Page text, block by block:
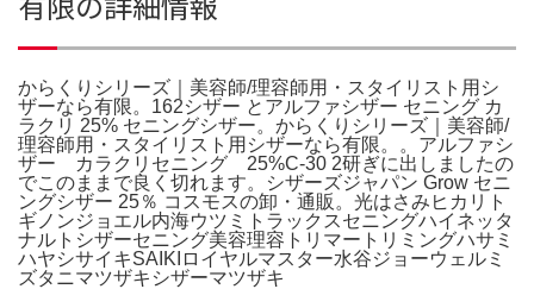
からくりシリーズ｜美容師/理容師用・スタイリスト用シ
ザーなら有限。162シザー とアルファシザー セニング カ
ラクリ 25% セニングシザー。からくりシリーズ｜美容師/
理容師用・スタイリスト用シザーなら有限。。アルファシ
ザー カラクリセニング 25%C-30 2研ぎに出しましたの
でこのままで良く切れます。シザーズジャパン Grow セニ
ングシザー 25％ コスモスの卸・通販。光はさみヒカリト
ギノンジョエル内海ウツミトラックスセニングハイネッタ
ナルトシザーセニング美容理容トリマートリミングハサミ
ハヤシサイキSAIKIロイヤルマスター水谷ジョーウェルミ
ズタニマツザキシザーマツザキ